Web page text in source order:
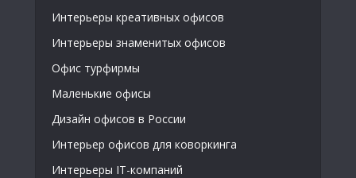
Интерьеры креативных офисов
Интерьеры знаменитых офисов
Офис турфирмы
Маленькие офисы
Дизайн офисов в России
Интерьер офисов для коворкинга
Интерьеры IT-компаний